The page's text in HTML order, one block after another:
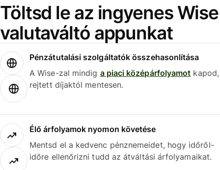
Töltsd le az ingyenes Wise
valutaváltó appunkat
Pénzátutalási szolgáltatók összehasonlítása
A Wise-zal mindig a piaci középárfolyamot kapod,
rejtett díjaktól mentesen.
Élő árfolyamok nyomon követése
Mentsd el a kedvenc pénznemeidet, hogy időről-
időre ellenőrizni tudd az átváltási árfolyamaikat.